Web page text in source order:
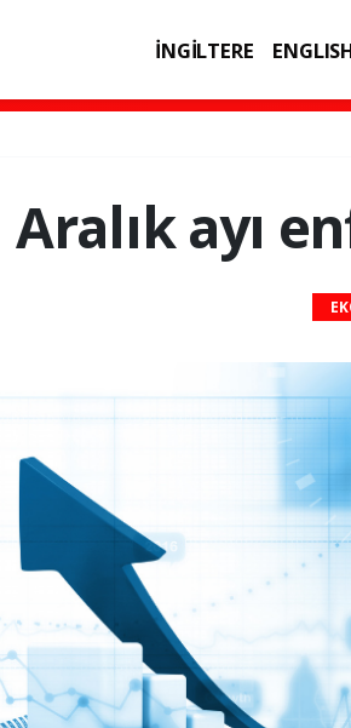
İNGİLTERE
Aralık ayı